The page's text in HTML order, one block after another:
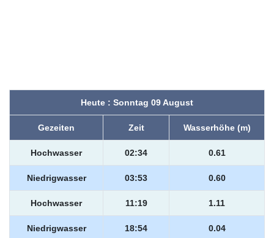
Heute : Sonntag 09 August
Gezeiten Zeit Wasserhöhe (m)
Hochwasser 02:34 0.61
Niedrigwasser 03:53 0.60
Hochwasser 11:19 1.11
Niedrigwasser 18:54 0.04